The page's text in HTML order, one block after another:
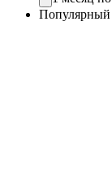
Популярный